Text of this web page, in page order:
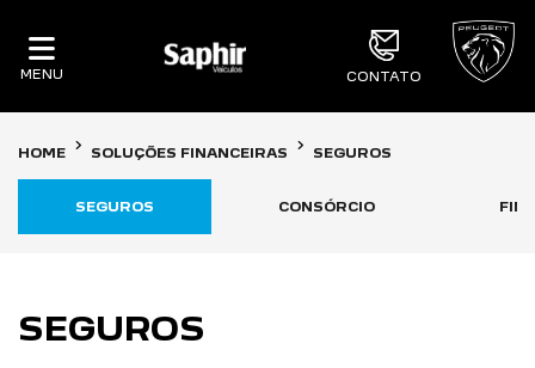
MENU CONTATO
HOME SOLUÇÕES FINANCEIRAS SEGUROS
CONSÓRCIO
SEGUROS
SEGUROS